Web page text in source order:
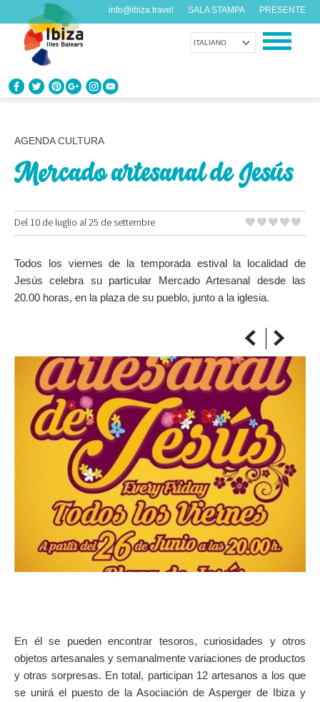
ITALIANO
info@ibiza.travel SALA STAMPA PRESENTE
GODITI IBIZA
Proposte per tutti i gusti
AGENDA
ORGANIZZA IL TUO VIAGGIO
Dati pratici
AGENDA CULTURA
Mercado artesanal de Jesús
Del 10 de luglio al 25 de settembre
Todos los viernes de la temporada estival la localidad de
Jesús celebra su particular Mercado Artesanal desde las
20.00 horas, en la plaza de su pueblo, junto a la iglesia.
En él se pueden encontrar tesoros, curiosidades y otros
objetos artesanales y semanalmente variaciones de productos
y otras sorpresas. En total, participan 12 artesanos a los que
se unirá el puesto de la Asociación de Asperger de Ibiza y